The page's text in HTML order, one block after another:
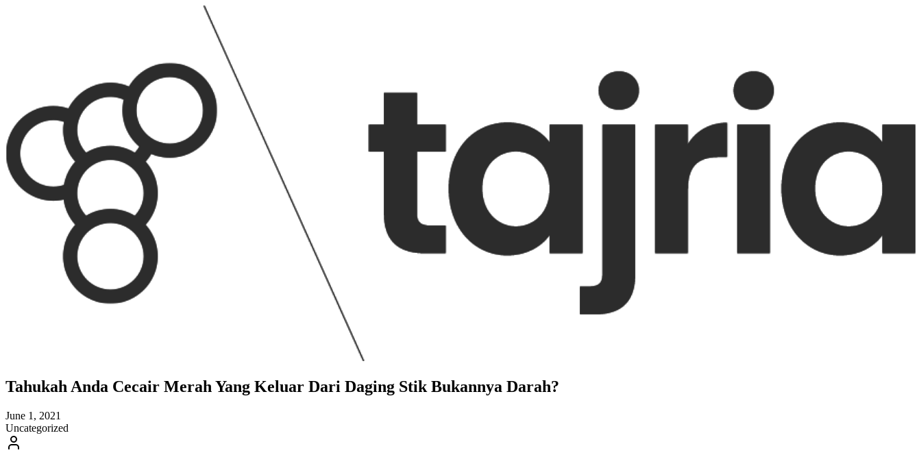
Tahukah Anda Cecair Merah Yang Keluar Dari Daging Stik Bukannya Darah?
June 1, 2021
Uncategorized